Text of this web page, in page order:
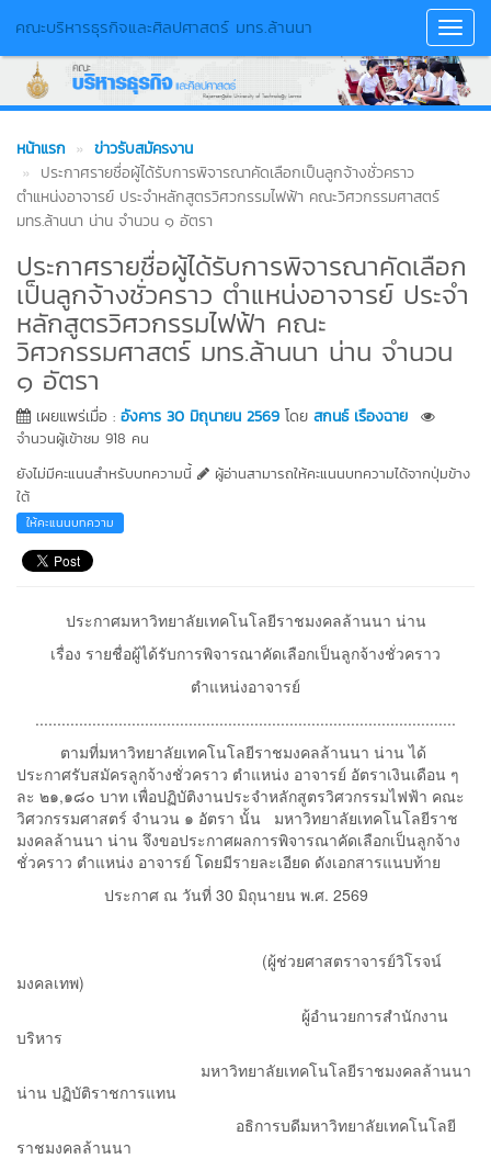
คณะบริหารธุรกิจและศิลปศาสตร์ มทร.ล้านนา
หน้าแรก
ข่าวรับสมัครงาน
ประกาศรายชื่อผู้ได้รับการพิจารณาคัดเลือกเป็นลูกจ้างชั่วคราว
ตำแหน่งอาจารย์ ประจำหลักสูตรวิศวกรรมไฟฟ้า คณะวิศวกรรมศาสตร์
มทร.ล้านนา น่าน จำนวน ๑ อัตรา
ประกาศรายชื่อผู้ได้รับการพิจารณาคัดเลือก
เป็นลูกจ้างชั่วคราว ตำแหน่งอาจารย์ ประจำ
หลักสูตรวิศวกรรมไฟฟ้า คณะ
วิศวกรรมศาสตร์ มทร.ล้านนา น่าน จำนวน
๑ อัตรา
เผยแพร่เมื่อ : อังคาร 30 มิถุนายน 2569 โดย สกนธ์ เรืองฉาย
จำนวนผู้เข้าชม 918 คน
ยังไม่มีคะแนนสำหรับบทความนี้
ผู้อ่านสามารถให้คะแนนบทความได้จากปุ่มข้าง
ใต้
ให้คะแนนบทความ
ประกาศมหาวิทยาลัยเทคโนโลยีราชมงคลล้านนา น่าน
เรื่อง รายชื่อผู้ได้รับการพิจารณาคัดเลือกเป็นลูกจ้างชั่วคราว
ตำแหน่งอาจารย์
................................................................................................
ตามที่มหาวิทยาลัยเทคโนโลยีราชมงคลล้านนา น่าน ได้
ประกาศรับสมัครลูกจ้างชั่วคราว ตำแหน่ง อาจารย์ อัตราเงินเดือน ๆ
ละ ๒๑,๑๘๐ บาท เพื่อปฏิบัติงานประจำหลักสูตรวิศวกรรมไฟฟ้า คณะ
วิศวกรรมศาสตร์ จำนวน ๑ อัตรา นั้น มหาวิทยาลัยเทคโนโลยีราช
มงคลล้านนา น่าน จึงขอประกาศผลการพิจารณาคัดเลือกเป็นลูกจ้าง
ชั่วคราว ตำแหน่ง อาจารย์ โดยมีรายละเอียด ดังเอกสารแนบท้าย
ประกาศ ณ วันที่ 30 มิถุนายน พ.ศ. 2569
(ผู้ช่วยศาสตราจารย์วิโรจน์
มงคลเทพ)
ผู้อำนวยการสำนักงาน
บริหาร
มหาวิทยาลัยเทคโนโลยีราชมงคลล้านนา
น่าน ปฏิบัติราชการแทน
อธิการบดีมหาวิทยาลัยเทคโนโลยี
ราชมงคลล้านนา